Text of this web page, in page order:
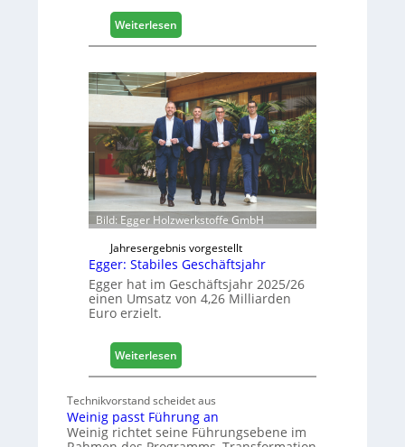
i
s
i
e
r
t
s
i
c
h
Weiterlesen
H
f
e
l
e
e
r
ö
f
f
n
e
t
L
o
s
t
k
b
e
Bild: Egger Holzwerkstoffe GmbH
Jahresergebnis vorgestellt
Egger: Stabiles Geschäftsjahr
Egger hat im Geschäftsjahr 2025/26
einen Umsatz von 4,26 Milliarden
Euro erzielt.
Weiterlesen
E
g
e
r
Technikvorstand scheidet aus
Weinig passt Führung an
Weinig richtet seine Führungsebene im